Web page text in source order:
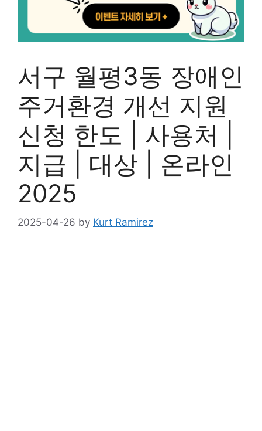
서구 월평3동 장애인
주거환경 개선 지원
신청 한도 | 사용처 |
지급 | 대상 | 온라인
2025
2025-04-26 by Kurt Ramirez